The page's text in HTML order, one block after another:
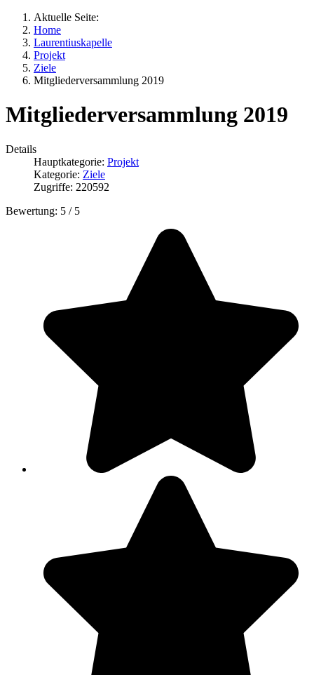
Aktuelle Seite:
Home
Laurentiuskapelle
Projekt
Ziele
Mitgliederversammlung 2019
Mitgliederversammlung 2019
Details
Hauptkategorie: Projekt
Kategorie: Ziele
Zugriffe: 220592
Bewertung: 5 / 5